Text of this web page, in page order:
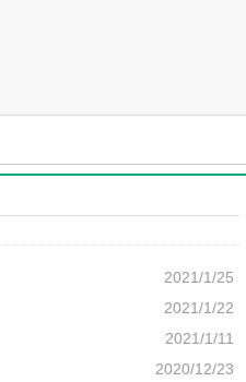
2021/1/25
2021/1/22
2021/1/11
2020/12/23